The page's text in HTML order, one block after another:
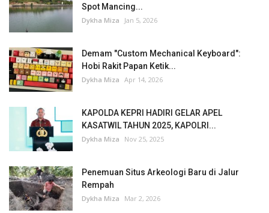
Spot Mancing...
Dykha Miza Jan 5, 2026
Demam "Custom Mechanical Keyboard":
Hobi Rakit Papan Ketik...
Dykha Miza Apr 14, 2026
KAPOLDA KEPRI HADIRI GELAR APEL
KASATWIL TAHUN 2025, KAPOLRI...
Dykha Miza Nov 25, 2025
Penemuan Situs Arkeologi Baru di Jalur
Rempah
Dykha Miza Mar 2, 2026